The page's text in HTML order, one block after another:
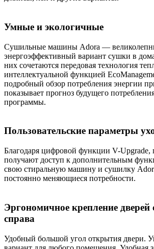
Умные и экологичные
Сушильные машины Adora —
энергоэффективный вариант сушки в
них сочетаются передовая технология
интеллектуальной функцией
подробный обзор потребления энергии
показывает прогноз будущего
программы.
Пользовательские параметры
Благодаря цифровой функции V-Upgrade,
получают доступ к дополнительным
свою стиральную машину и сушилку
постоянно меняющиеся потребности.
Эргономичное крепление дверей
справа
Удобный большой угол открытия двери.